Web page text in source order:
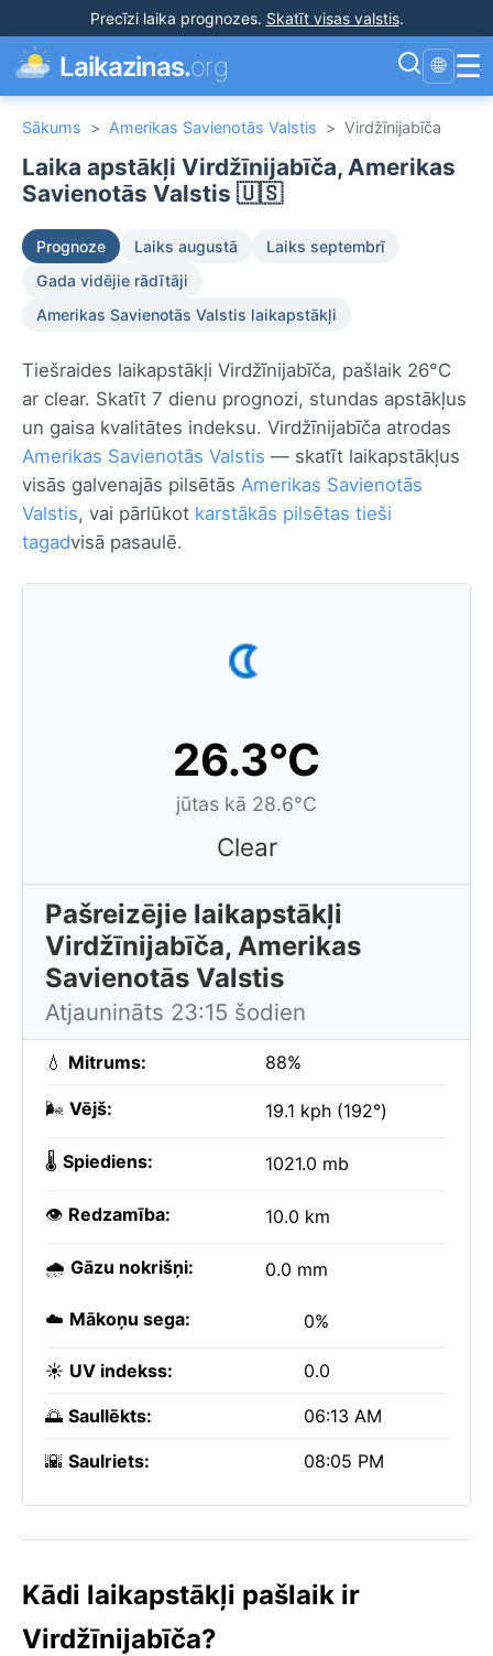
Precīzi laika prognozes. Skatīt visas valstis.
Laikazinas.org 🌐 ☰
Sākums > Amerikas Savienotās Valstis > Virdžīnijabīča
Laika apstākļi Virdžīnijabīča, Amerikas
Savienotās Valstis 🇺🇸
Prognoze Laiks augustā
Laiks septembrī
Gada vidējie rādītāji
Amerikas Savienotās Valstis laikapstākļi
Tiešraides laikapstākļi Virdžīnijabīča, pašlaik 26°C
ar clear. Skatīt 7 dienu prognozi, stundas apstākļus
un gaisa kvalitātes indeksu. Virdžīnijabīča atrodas
Amerikas Savienotās Valstis — skatīt laikapstākļus
visās galvenajās pilsētās Amerikas Savienotās
Valstis, vai pārlūkot karstākās pilsētas tieši
tagadvisā pasaulē.
26.3°C
jūtas kā 28.6°C
Clear
Pašreizējie laikapstākļi
Virdžīnijabīča, Amerikas
Savienotās Valstis
Atjaunināts 23:15 šodien
💧 Mitrums: 88%
🌬️ Vējš: 19.1 kph (192°)
🌡️ Spiediens: 1021.0 mb
👁️ Redzamība: 10.0 km
🌧️ Gāzu nokrišņi: 0.0 mm
☁️ Mākoņu sega: 0%
☀️ UV indekss: 0.0
🌅 Saullēkts: 06:13 AM
🌇 Saulriets: 08:05 PM
Kādi laikapstākļi pašlaik ir
Virdžīnijabīča?